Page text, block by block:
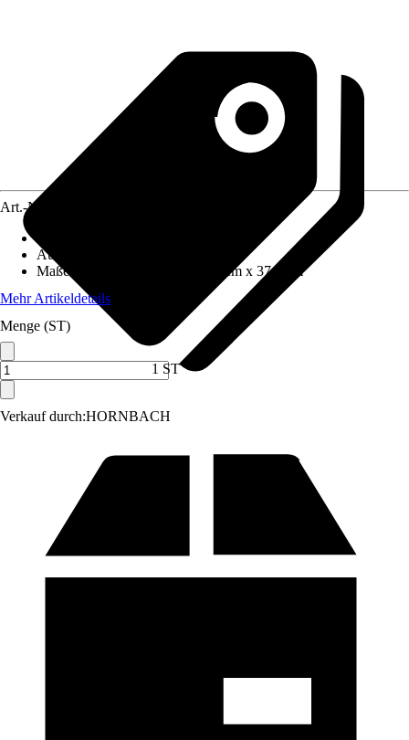
Verkauf durch:HORNBACH
Art.-Nr.
Ausführung
Maße (BxHxT)
56.5 cm x 25.9 cm x 37.8 cm
Mehr Artikeldetails
Menge (ST)
1 ST